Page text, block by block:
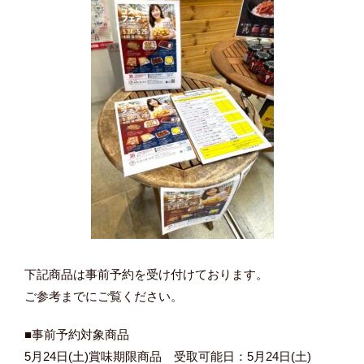
下記商品は事前予約を受け付けております。
ご参考までにご覧ください。
■事前予約対象商品
5月24日(土)賞味期限商品 受取可能日：5月24日(土)